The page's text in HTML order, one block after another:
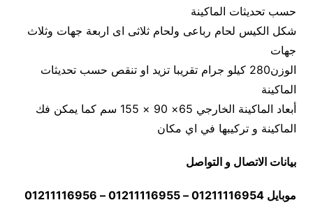
حسب تحديثات الماكينة
شكل الكيس لحام رباعى ولحام ثلاثى اى اربعة جهات وثلاث
جهات
الوزن280 كيلو جرام تقريبا تزيد او تنقص حسب تحديثات
الماكينة
أبعاد الماكينة الخارجي 65× 90 × 155 سم كما يمكن فك
الماكينة و تركيبها في اي مكان
بيانات الاتصال و التواصل
موبايل 01211116954 – 01211116955 – 01211116956